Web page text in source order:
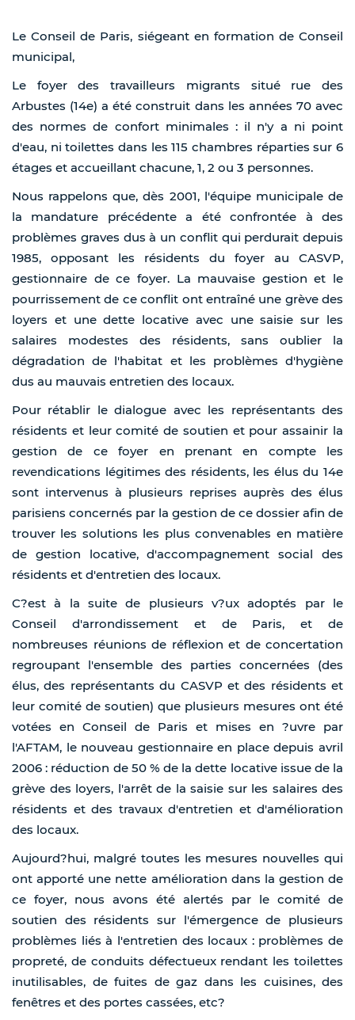
Le Conseil de Paris, siégeant en formation de Conseil
municipal,
Le foyer des travailleurs migrants situé rue des
Arbustes (14e) a été construit dans les années 70 avec
des normes de confort minimales : il n'y a ni point
d'eau, ni toilettes dans les 115 chambres réparties sur 6
étages et accueillant chacune, 1, 2 ou 3 personnes.
Nous rappelons que, dès 2001, l'équipe municipale de
la mandature précédente a été confrontée à des
problèmes graves dus à un conflit qui perdurait depuis
1985, opposant les résidents du foyer au CASVP,
gestionnaire de ce foyer. La mauvaise gestion et le
pourrissement de ce conflit ont entraîné une grève des
loyers et une dette locative avec une saisie sur les
salaires modestes des résidents, sans oublier la
dégradation de l'habitat et les problèmes d'hygiène
dus au mauvais entretien des locaux.
Pour rétablir le dialogue avec les représentants des
résidents et leur comité de soutien et pour assainir la
gestion de ce foyer en prenant en compte les
revendications légitimes des résidents, les élus du 14e
sont intervenus à plusieurs reprises auprès des élus
parisiens concernés par la gestion de ce dossier afin de
trouver les solutions les plus convenables en matière
de gestion locative, d'accompagnement social des
résidents et d'entretien des locaux.
C?est à la suite de plusieurs v?ux adoptés par le
Conseil d'arrondissement et de Paris, et de
nombreuses réunions de réflexion et de concertation
regroupant l'ensemble des parties concernées (des
élus, des représentants du CASVP et des résidents et
leur comité de soutien) que plusieurs mesures ont été
votées en Conseil de Paris et mises en ?uvre par
l'AFTAM, le nouveau gestionnaire en place depuis avril
2006 : réduction de 50 % de la dette locative issue de la
grève des loyers, l'arrêt de la saisie sur les salaires des
résidents et des travaux d'entretien et d'amélioration
des locaux.
Aujourd?hui, malgré toutes les mesures nouvelles qui
ont apporté une nette amélioration dans la gestion de
ce foyer, nous avons été alertés par le comité de
soutien des résidents sur l'émergence de plusieurs
problèmes liés à l'entretien des locaux : problèmes de
propreté, de conduits défectueux rendant les toilettes
inutilisables, de fuites de gaz dans les cuisines, des
fenêtres et des portes cassées, etc?